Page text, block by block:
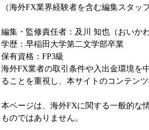
（海外FX業界経験者を含む編集スタッフ
編集・監修責任者：及川 知也（おいか
学歴：早稲田大学第二文学部卒業
保有資格：FP3級
海外FX業者の取引条件や入出金環境を
ることを重視し、本サイトのコンテン
本ページは、海外FXに関する一般的な
ものではありません。